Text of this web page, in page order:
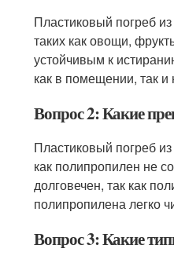
Пластиковый погреб
таких как овощи,
устойчивым к
как в помещении, так
Вопрос 2: Какие
Пластиковый погреб
как полипропилен не
долговечен, так как
полипропилена легко
Вопрос 3: Какие